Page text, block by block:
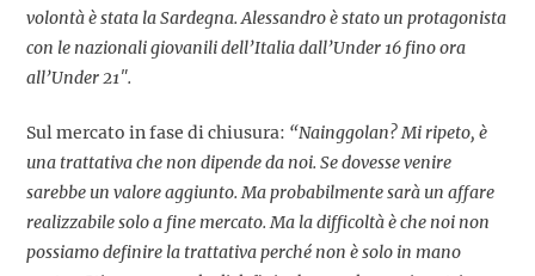
volontà è stata la Sardegna. Alessandro è stato un protagonista
con le nazionali giovanili dell’Italia dall’Under 16 fino ora
all’Under 21″.
Sul mercato in fase di chiusura: “Nainggolan? Mi ripeto, è
una trattativa che non dipende da noi. Se dovesse venire
sarebbe un valore aggiunto. Ma probabilmente sarà un affare
realizzabile solo a fine mercato. Ma la difficoltà è che noi non
possiamo definire la trattativa perché non è solo in mano